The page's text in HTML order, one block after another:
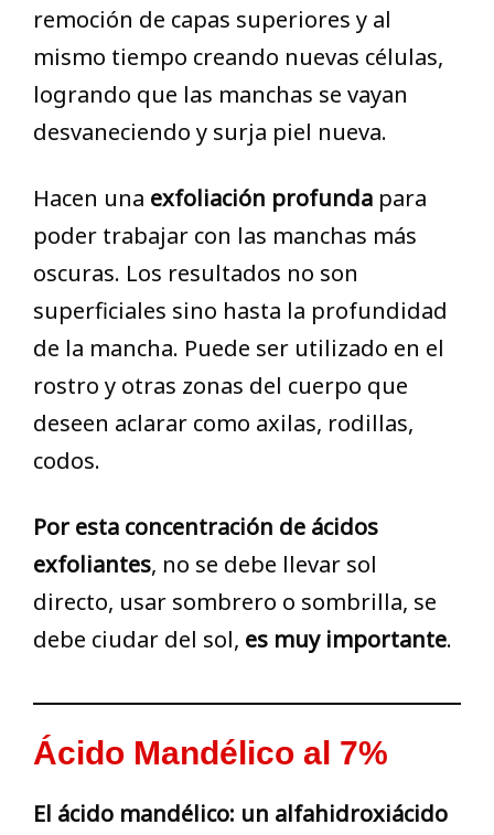
remoción de capas superiores y al
mismo tiempo creando nuevas células,
logrando que las manchas se vayan
desvaneciendo y surja piel nueva.
Hacen una exfoliación profunda para
poder trabajar con las manchas más
oscuras. Los resultados no son
superficiales sino hasta la profundidad
de la mancha. Puede ser utilizado en el
rostro y otras zonas del cuerpo que
deseen aclarar como axilas, rodillas,
codos.
Por esta concentración de ácidos
exfoliantes, no se debe llevar sol
directo, usar sombrero o sombrilla, se
debe ciudar del sol, es muy importante.
Ácido Mandélico al 7%
El ácido mandélico: un alfahidroxiácido